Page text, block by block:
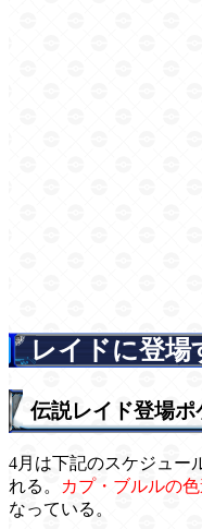
レイドに登場
伝説レイド登場ポ
4月は下記のスケジュー
れる。
カプ・ブルルの
なっている。